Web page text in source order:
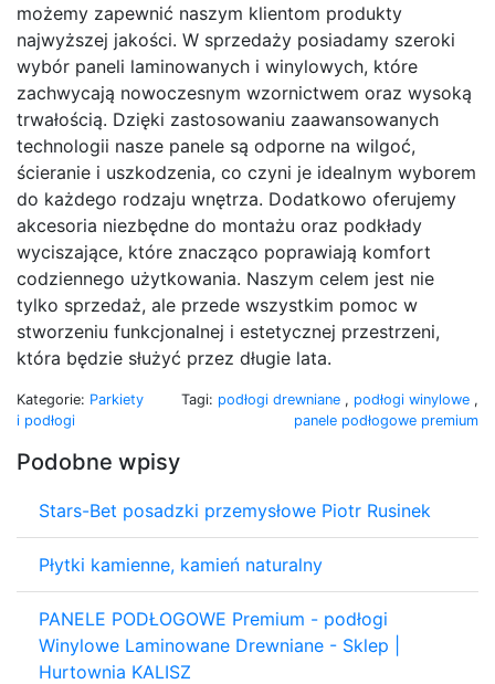
możemy zapewnić naszym klientom produkty
najwyższej jakości. W sprzedaży posiadamy szeroki
wybór paneli laminowanych i winylowych, które
zachwycają nowoczesnym wzornictwem oraz wysoką
trwałością. Dzięki zastosowaniu zaawansowanych
technologii nasze panele są odporne na wilgoć,
ścieranie i uszkodzenia, co czyni je idealnym wyborem
do każdego rodzaju wnętrza. Dodatkowo oferujemy
akcesoria niezbędne do montażu oraz podkłady
wyciszające, które znacząco poprawiają komfort
codziennego użytkowania. Naszym celem jest nie
tylko sprzedaż, ale przede wszystkim pomoc w
stworzeniu funkcjonalnej i estetycznej przestrzeni,
która będzie służyć przez długie lata.
Kategorie: Parkiety
i podłogi
Tagi: podłogi drewniane , podłogi winylowe ,
panele podłogowe premium
Podobne wpisy
Stars-Bet posadzki przemysłowe Piotr Rusinek
Płytki kamienne, kamień naturalny
PANELE PODŁOGOWE Premium - podłogi
Winylowe Laminowane Drewniane - Sklep |
Hurtownia KALISZ